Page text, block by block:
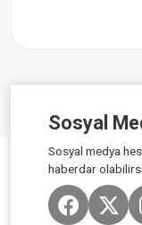
Sosyal
Sosyal medya
haberdar